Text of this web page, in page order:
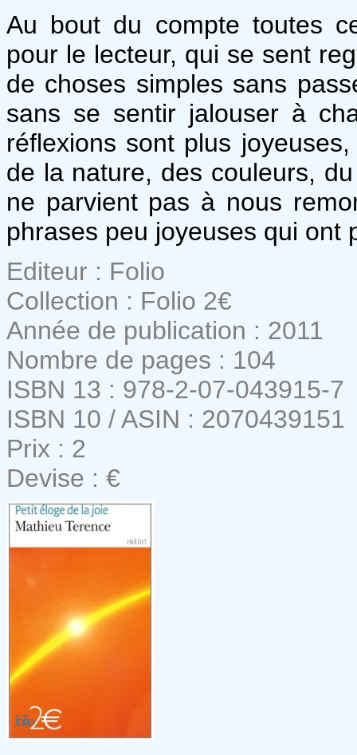
Au bout du compte toutes
pour le lecteur, qui se sent
de choses simples sans
sans se sentir jalouser à
réflexions sont plus
de la nature, des couleurs,
ne parvient pas à nous
phrases peu joyeuses qui ont
Editeur : Folio
Collection : Folio 2€
Année de publication : 2011
Nombre de pages : 104
ISBN 13 : 978-2-07-043915-7
ISBN 10 / ASIN : 2070439151
Prix : 2
Devise : €